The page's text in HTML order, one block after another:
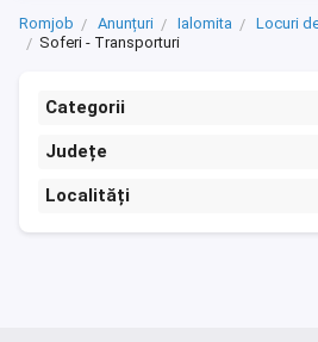
Romjob Anunțuri Ialomita
Locuri
Soferi - Transporturi
Categorii
Județe
Localități